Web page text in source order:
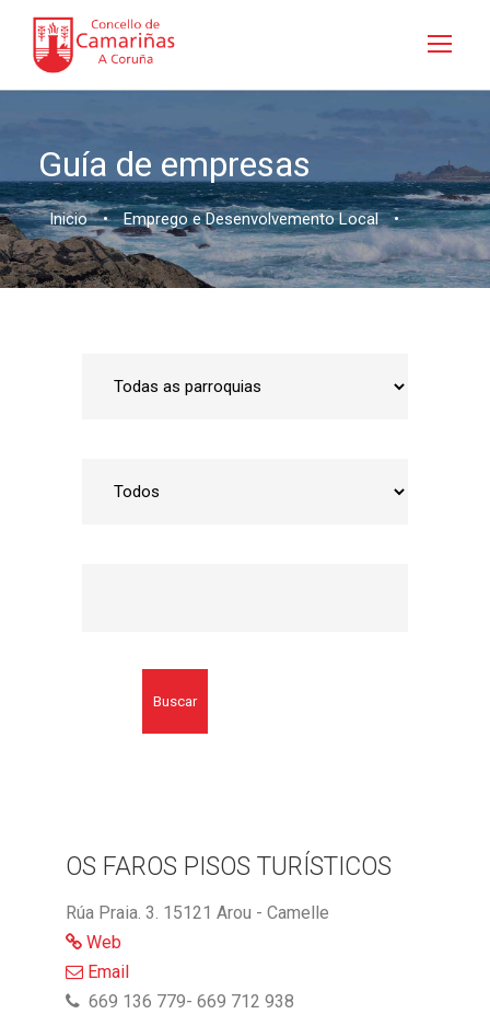
Guía de empresas
Inicio • Emprego e Desenvolvemento Local •
Buscar
OS FAROS PISOS TURÍSTICOS
Rúa Praia. 3. 15121 Arou - Camelle
Web
Email
669 136 779- 669 712 938